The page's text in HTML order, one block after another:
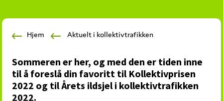
kollektivtrafikk-
mobilitetstjenester
Hjem Aktuelt i kollektivtrafikken
Sommeren er her, og med den er tiden inne
til å foreslå din favoritt til Kollektivprisen
2022 og til Årets ildsjel i kollektivtrafikken
2022.